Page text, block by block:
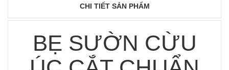
CHI TIẾT SẢN PHẨM
BẸ SƯỜN CỪU